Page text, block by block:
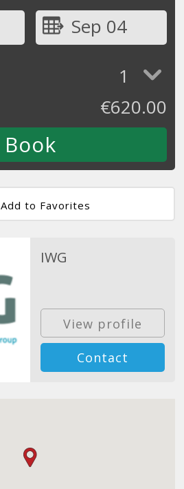
Sep 04
1
€620.00
Add to Favorites
IWG
View profile
Contact